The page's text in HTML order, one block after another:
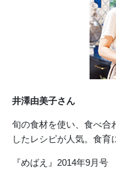
井澤由美子さん
旬の食材を使い、食べ合
したレシピが人気。食育
『めばえ』2014年9月号